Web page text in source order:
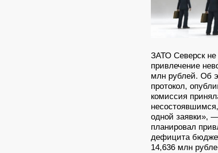
ЗАТО Северск не
привлечение
млн рублей. Об
протокол,
комиссия
одной заявки»,
планировал
дефицита
14,636 млн